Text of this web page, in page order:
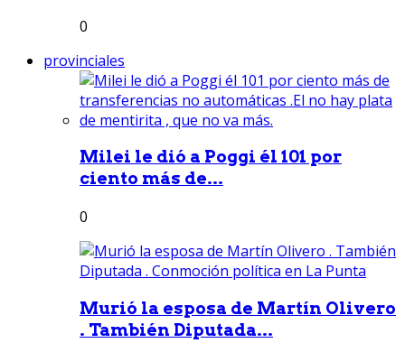
0
provinciales
Milei le dió a Poggi él 101 por
ciento más de...
0
Murió la esposa de Martín Olivero
. También Diputada...